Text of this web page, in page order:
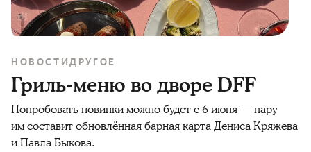
НОВОСТИДРУГОЕ
Гриль-меню во дворе DFF
Попробовать новинки можно будет с 6 июня — пару
им составит обновлённая барная карта Дениса Кряжева
и Павла Быкова.